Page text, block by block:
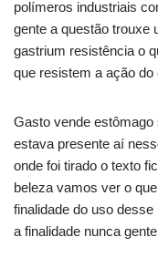
polímeros industriais
gente a questão trouxe
gastrium resistência o
que resistem a ação
Gasto vende estômago
estava presente aí
onde foi tirado o texto
beleza vamos ver o
finalidade do uso
a finalidade nunca